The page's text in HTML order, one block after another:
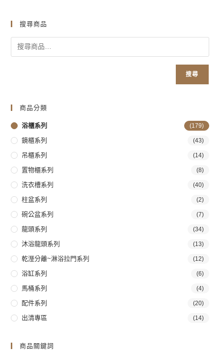
搜尋商品
搜尋
商品分類
浴櫃系列 (179)
鏡櫃系列 (43)
吊櫃系列 (14)
置物櫃系列 (8)
洗衣槽系列 (40)
柱盆系列 (2)
碗公盆系列 (7)
龍頭系列 (34)
沐浴龍頭系列 (13)
乾溼分離~淋浴拉門系列 (12)
浴缸系列 (6)
馬桶系列 (4)
配件系列 (20)
出清專區 (14)
商品關鍵詞